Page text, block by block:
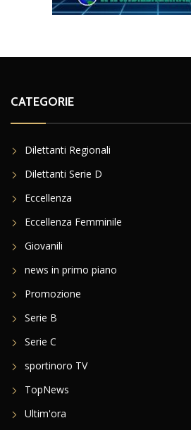
CATEGORIE
Dilettanti Regionali
Dilettanti Serie D
Eccellenza
Eccellenza Femminile
Giovanili
news in primo piano
Promozione
Serie B
Serie C
sportinoro TV
TopNews
Ultim'ora